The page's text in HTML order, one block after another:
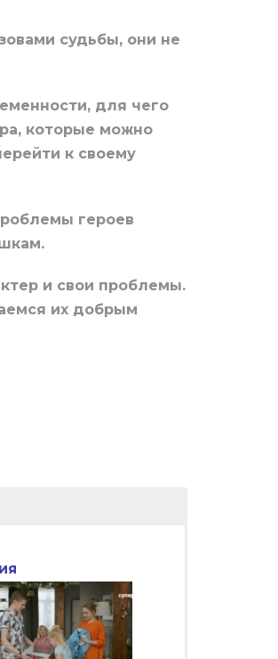
судьбы, они не
для чего
которые можно
к своему
героев
и свои проблемы.
их добрым